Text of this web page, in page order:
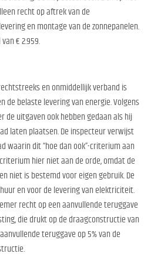
recht op aftrek van de
en montage van de zonnepanelen.
€ 2.959.
en onmiddellijk verband is
de belaste levering van energie. Volgens
de uitgaven ook hebben gedaan als hij
laten plaatsen. De inspecteur verwijst
waarin dit “hoe dan ook”-criterium aan
hier niet aan de orde, omdat de
niet is bestemd voor eigen gebruik. De
en voor de levering van elektriciteit.
recht op een aanvullende teruggave
die drukt op de draagconstructie van
teruggave op 5% van de